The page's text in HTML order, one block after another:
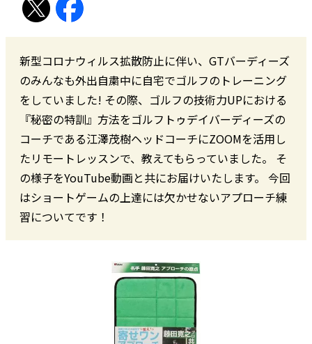
新型コロナウィルス拡散防止に伴い、GTバーディーズ
のみんなも外出自粛中に自宅でゴルフのトレーニング
をしていました! その際、ゴルフの技術力UPにおける
『秘密の特訓』方法をゴルフトゥデイバーディーズの
コーチである江澤茂樹ヘッドコーチにZOOMを活用し
たリモートレッスンで、教えてもらっていました。 そ
の様子をYouTube動画と共にお届けいたします。 今回
はショートゲームの上達には欠かせないアプローチ練
習についてです！